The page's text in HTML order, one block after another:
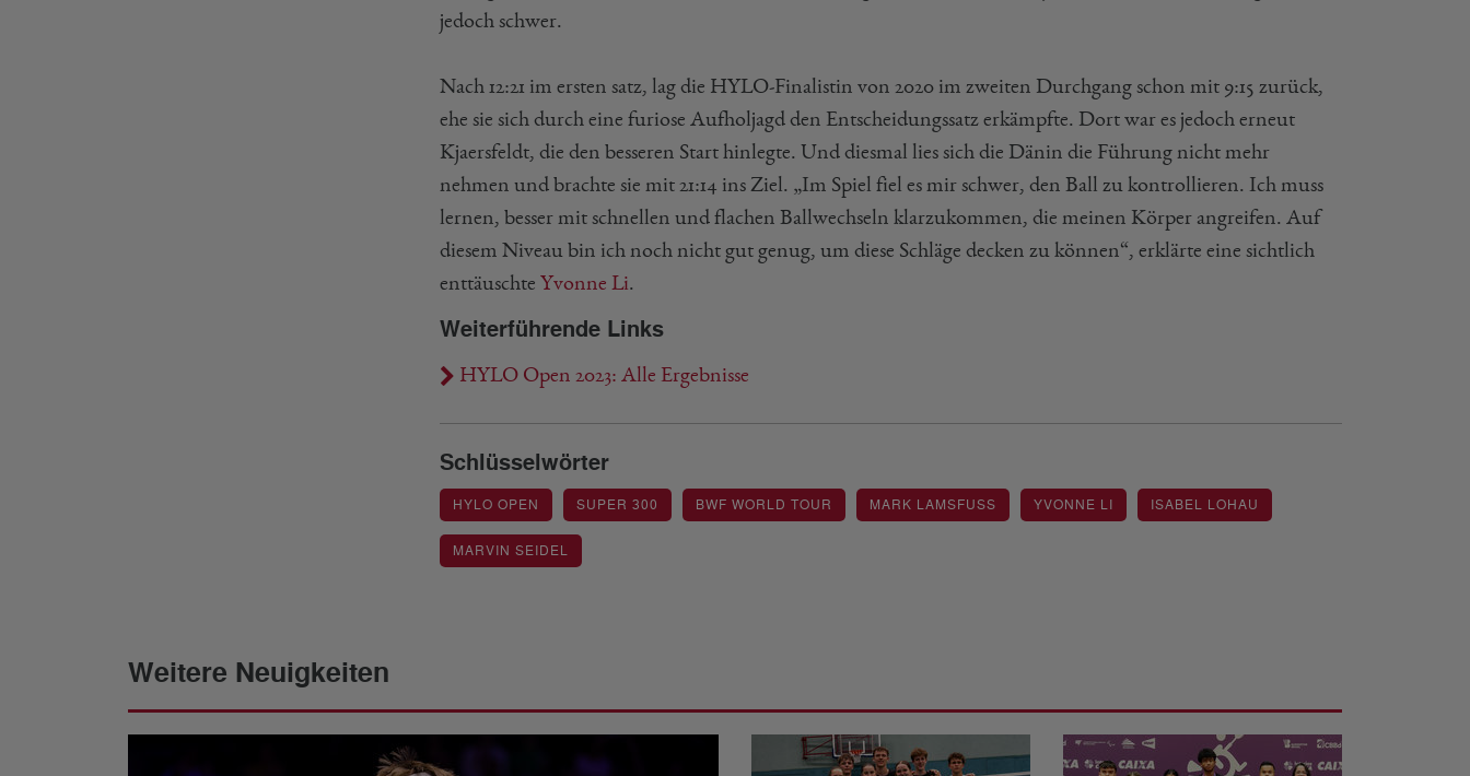
jedoch schwer.
Nach 12:21 im ersten satz, lag die HYLO-Finalistin von 2020 im zweiten Durchgang schon mit 9:15 zurück,
ehe sie sich durch eine furiose Aufholjagd den Entscheidungssatz erkämpfte. Dort war es jedoch erneut
Kjaersfeldt, die den besseren Start hinlegte. Und diesmal lies sich die Dänin die Führung nicht mehr
nehmen und brachte sie mit 21:14 ins Ziel. „Im Spiel fiel es mir schwer, den Ball zu kontrollieren. Ich muss
lernen, besser mit schnellen und flachen Ballwechseln klarzukommen, die meinen Körper angreifen. Auf
diesem Niveau bin ich noch nicht gut genug, um diese Schläge decken zu können“, erklärte eine sichtlich
enttäuschte Yvonne Li.
Weiterführende Links
HYLO Open 2023: Alle Ergebnisse
Schlüsselwörter
HYLO OPEN SUPER 300 BWF WORLD TOUR MARK LAMSFUSS YVONNE LI ISABEL LOHAU
MARVIN SEIDEL
Weitere Neuigkeiten